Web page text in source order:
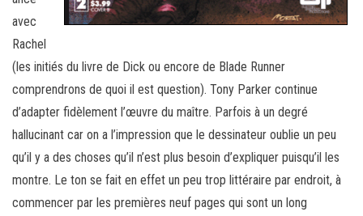
avec
Rachel
(les initiés du livre de Dick ou encore de Blade Runner
comprendrons de quoi il est question). Tony Parker continue
d’adapter fidèlement l’œuvre du maître. Parfois à un degré
hallucinant car on a l’impression que le dessinateur oublie un peu
qu’il y a des choses qu’il n’est plus besoin d’expliquer puisqu’il les
montre. Le ton se fait en effet un peu trop littéraire par endroit, à
commencer par les premières neuf pages qui sont un long